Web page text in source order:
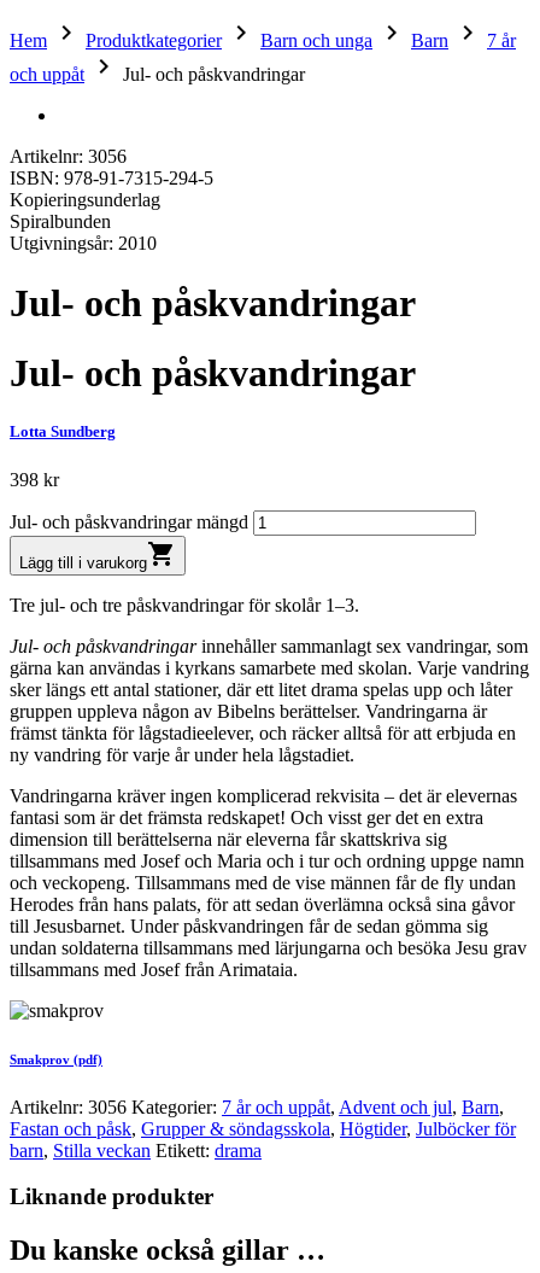
Hem keyboard_arrow_right Produktkategorier keyboard_arrow_right Barn och unga keyboard_arrow_right Barn keyboard_arrow_right
7 år
och uppåt
keyboard_arrow_right Jul- och påskvandringar
Artikelnr: 3056
ISBN: 978-91-7315-294-5
Kopieringsunderlag
Spiralbunden
Utgivningsår: 2010
Jul- och påskvandringar
Jul- och påskvandringar
Lotta Sundberg
398 kr
Jul- och påskvandringar mängd
Lägg till i varukorgshopping_cart
Tre jul- och tre påskvandringar för skolår 1–3.
Jul- och påskvandringarinnehåller sammanlagt sex vandringar, som
gärna kan användas i kyrkans samarbete med skolan. Varje vandring
sker längs ett antal stationer, där ett litet drama spelas upp och låter
gruppen uppleva någon av Bibelns berättelser. Vandringarna är
främst tänkta för lågstadieelever, och räcker alltså för att erbjuda en
ny vandring för varje år under hela lågstadiet.
Vandringarna kräver ingen komplicerad rekvisita – det är elevernas
fantasi som är det främsta redskapet! Och visst ger det en extra
dimension till berättelserna när eleverna får skattskriva sig
tillsammans med Josef och Maria och i tur och ordning uppge namn
och veckopeng. Tillsammans med de vise männen får de fly undan
Herodes från hans palats, för att sedan överlämna också sina gåvor
till Jesusbarnet. Under påskvandringen får de sedan gömma sig
undan soldaterna tillsammans med lärjungarna och besöka Jesu grav
tillsammans med Josef från Arimataia.
Smakprov (pdf)
Artikelnr: 3056 Kategorier: 7 år och uppåt, Advent och jul, Barn,
Fastan och påsk, Grupper & söndagsskola, Högtider, Julböcker för
barn, Stilla veckan Etikett: drama
Liknande produkter
Du kanske också gillar …